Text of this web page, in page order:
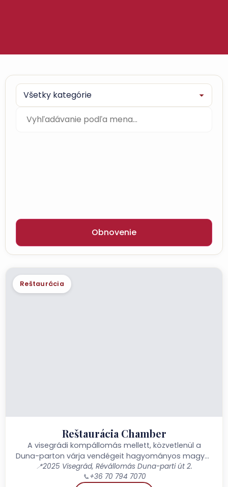
Obnovenie
Reštaurácia
Reštaurácia Chamber
A visegrádi kompállomás mellett, közvetlenül a
Duna-parton várja vendégeit hagyományos magyar
fogásokkal és ízletes vadételekkel
📍2025 Visegrád, Révállomás Duna-parti út 2.
📞+36 70 794 7070